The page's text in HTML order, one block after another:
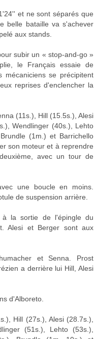
et ne sont séparés que
belle bataille va s'achever
aux stands.
subir un « stop-and-go »
le Français essaie de
mécaniciens se précipitent
reprises d'enclencher la
(11s.), Hill (15.5s.), Alesi
Wendlinger (40s.), Lehto
(1m.) et Barrichello
son moteur et à reprendre
avec un tour de
une boucle en moins.
de suspension arrière.
à la sortie de l'épingle du
Alesi et Berger sont aux
et Senna. Prost
a derrière lui Hill, Alesi
d'Alboreto.
Hill (27s.), Alesi (28.7s.),
(51s.), Lehto (53s.),